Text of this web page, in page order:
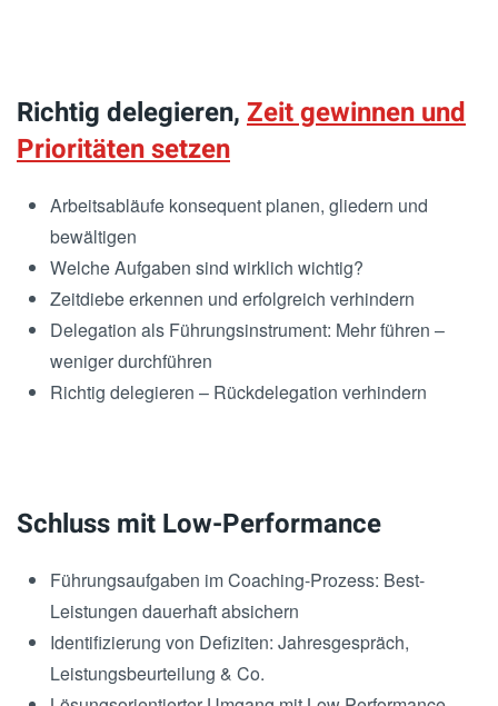
Richtig delegieren, Zeit gewinnen und
Prioritäten setzen
Arbeitsabläufe konsequent planen, gliedern und
bewältigen
Welche Aufgaben sind wirklich wichtig?
Zeitdiebe erkennen und erfolgreich verhindern
Delegation als Führungsinstrument: Mehr führen –
weniger durchführen
Richtig delegieren – Rückdelegation verhindern
Schluss mit Low-Performance
Führungsaufgaben im Coaching-Prozess: Best-
Leistungen dauerhaft absichern
Identifizierung von Defiziten: Jahresgespräch,
Leistungsbeurteilung & Co.